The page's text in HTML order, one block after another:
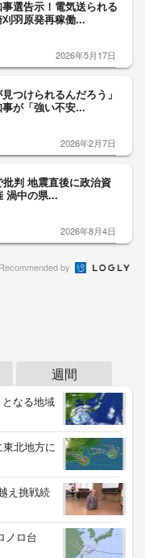
選告示！電気送られる
羽原発再稼働...
2026年5月17日
つけられるんだろう」
が「強い不安...
2026年2月7日
判 地震直後に政治資
渦中の県...
2026年8月4日
Recommended by
週間
なる地域
東北地方に
え挑戦続
ノロ台